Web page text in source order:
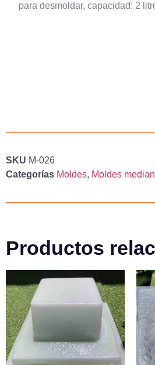
para desmoldar, capacidad: 2
SKU M-026
Categorías Moldes, Moldes
Productos